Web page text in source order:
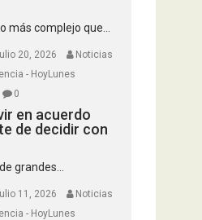
más complejo que...
20, 2026
Noticias
- HoyLunes
0
en acuerdo
de decidir con
grandes...
11, 2026
Noticias
- HoyLunes